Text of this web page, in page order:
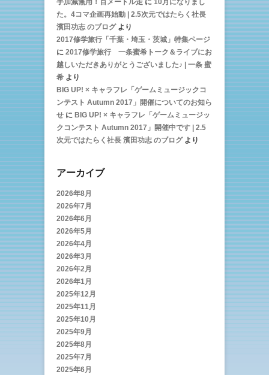
手加減無用！百メートル走 に 10月になりまし
た。4コマ企画再始動 | 2.5次元ではたらく社長
濱田功志 のブログより
2017修学旅行「千葉・埼玉・茨城」特集ページ
に 2017修学旅行 一条蜜希トーク＆ライブにお
越しいただきありがとうございました♪ | 一条 蜜
希 より
BIG UP! × キャラフレ「ゲームミュージックコ
ンテスト Autumn 2017」開催についてのお知ら
せ に BIG UP! × キャラフレ「ゲームミュージッ
クコンテスト Autumn 2017」開催中です | 2.5
次元ではたらく社長 濱田功志 のブログより
アーカイブ
2026年8月
2026年7月
2026年6月
2026年5月
2026年4月
2026年3月
2026年2月
2026年1月
2025年12月
2025年11月
2025年10月
2025年9月
2025年8月
2025年7月
2025年6月